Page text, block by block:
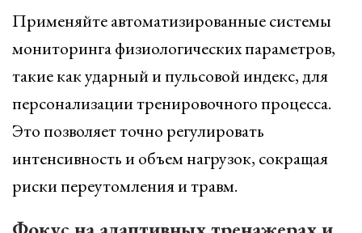
Применяйте автоматизированные системы
мониторинга физиологических параметров,
такие как ударный и пульсовой индекс, для
персонализации тренировочного процесса.
Это позволяет точно регулировать
интенсивность и объем нагрузок, сокращая
риски переутомления и травм.